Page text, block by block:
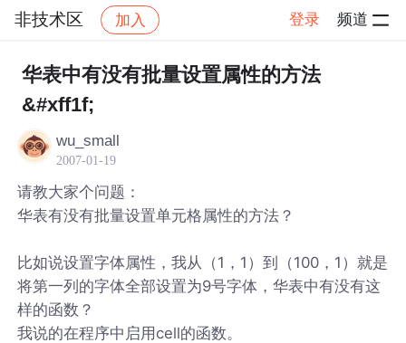
非技术区 加入 登录 频道
社区 非技术区 帖子详情
华表中有没有批量设置属性的方法
&#xff1f;
wu_small
2007-01-19
请教大家个问题：
华表有没有批量设置单元格属性的方法？
比如说设置字体属性，我从（1，1）到（100，1）就是
将第一列的字体全部设置为9号字体，华表中有没有这
样的函数？
我说的在程序中启用cell的函数。